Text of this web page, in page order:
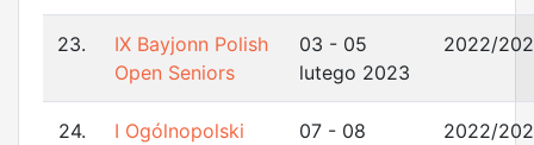
23.
IX Bayjonn Polish
Open Seniors
03 - 05
lutego 2023
2022/
24.
I Ogólnopolski
07 - 08
2022/